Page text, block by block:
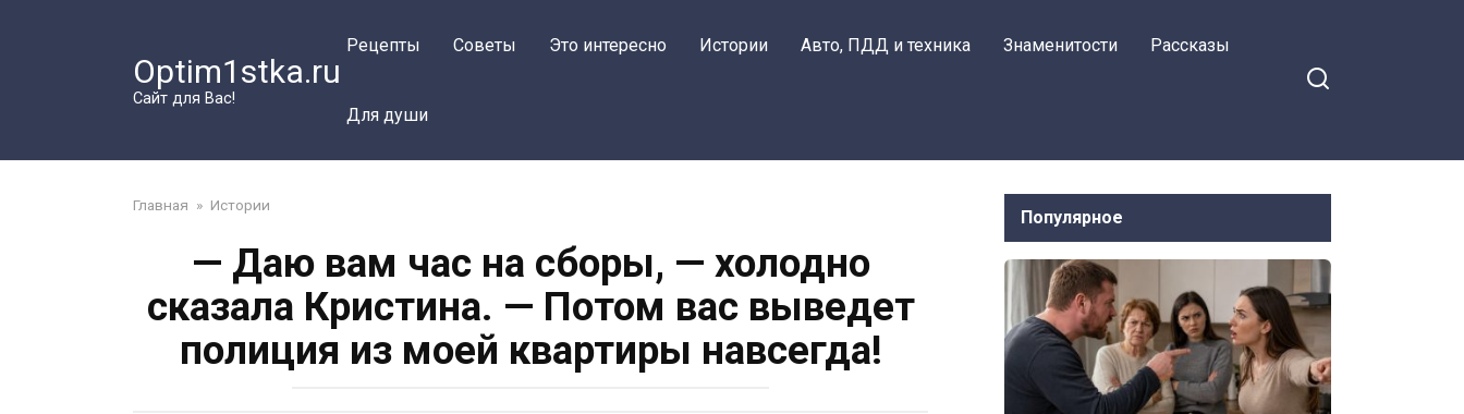
Optim1stka.ru
Сайт для Вас!
Рецепты Советы Это интересно Истории Авто, ПДД и техника Знаменитости Рассказы
Для души
Главная » Истории
— Даю вам час на сборы, — холодно
сказала Кристина. — Потом вас выведет
полиция из моей квартиры навсегда!
Популярное